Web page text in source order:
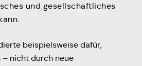
und gesellschaftliches
beispielsweise dafür,
– nicht durch neue